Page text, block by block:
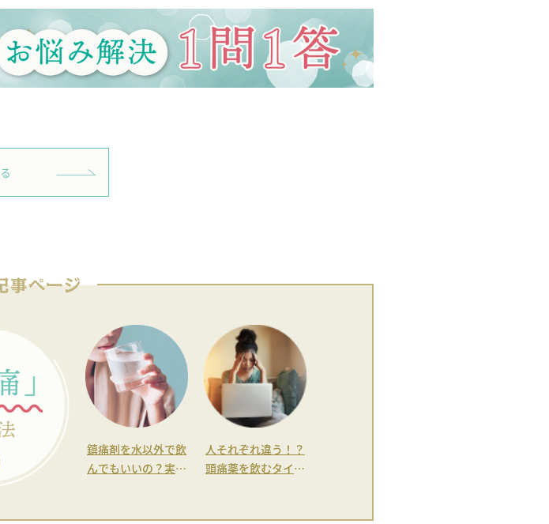
鎮痛剤を水以外で飲
んでもいいの？実は
人それぞれ違う！？
頭痛薬を飲むタイミ